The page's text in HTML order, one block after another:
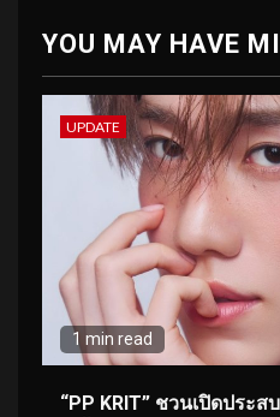
YOU MAY HAVE
UPDATE
1 min read
“PP KRIT” ชวนเปิดปร